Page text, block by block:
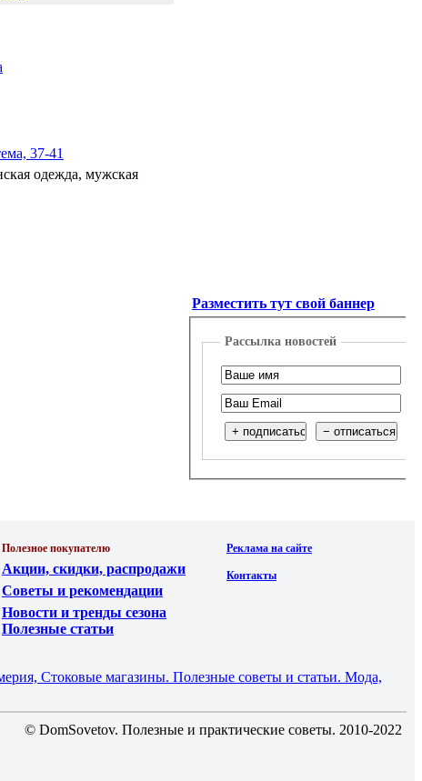
37-41
одежда, мужская
Разместить тут свой баннер
Рассылка новостей
Полезное покупателю
Акции, скидки, распродажи
Советы и рекомендации
Новости и тренды сезона
Полезные статьи
Реклама на сайте
Контакты
Стоковые магазины. Полезные советы и статьи. Мода,
© DomSovetov. Полезные и практические советы. 2010-2022